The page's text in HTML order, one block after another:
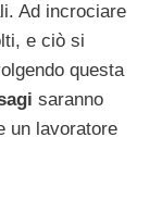
Ad incrociare
e ciò si
questa
saranno
un lavoratore